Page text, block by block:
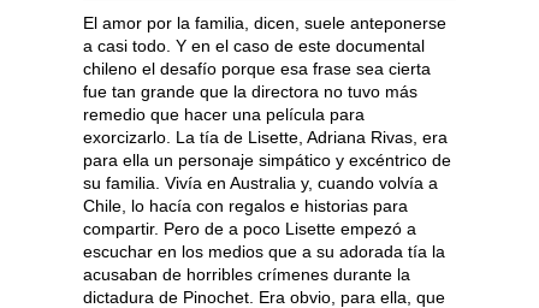
El amor por la familia, dicen, suele anteponerse
a casi todo. Y en el caso de este documental
chileno el desafío porque esa frase sea cierta
fue tan grande que la directora no tuvo más
remedio que hacer una película para
exorcizarlo. La tía de Lisette, Adriana Rivas, era
para ella un personaje simpático y excéntrico de
su familia. Vivía en Australia y, cuando volvía a
Chile, lo hacía con regalos e historias para
compartir. Pero de a poco Lisette empezó a
escuchar en los medios que a su adorada tía la
acusaban de horribles crímenes durante la
dictadura de Pinochet. Era obvio, para ella, que